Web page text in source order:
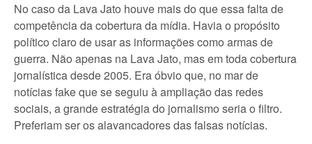
No caso da Lava Jato houve mais do que essa falta de
competência da cobertura da mídia. Havia o propósito
político claro de usar as informações como armas de
guerra. Não apenas na Lava Jato, mas em toda cobertura
jornalística desde 2005. Era óbvio que, no mar de
notícias fake que se seguiu à ampliação das redes
sociais, a grande estratégia do jornalismo seria o filtro.
Preferiam ser os alavancadores das falsas notícias.